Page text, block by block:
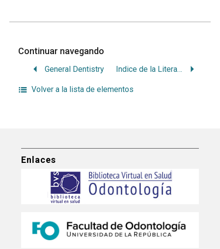
Continuar navegando
General Dentistry Indice de la Literatura Dental en Castellano
Volver a la lista de elementos
Enlaces